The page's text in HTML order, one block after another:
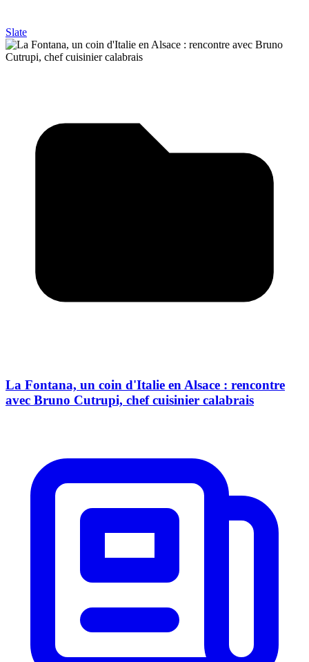
Slate
La Fontana, un coin d'Italie en Alsace : rencontre
avec Bruno Cutrupi, chef cuisinier calabrais